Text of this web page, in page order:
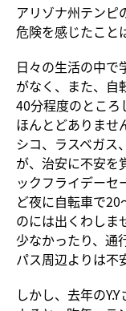
アリゾナ州テンピ
危険を感じたこと
日々の生活の中で
がなく、また、自
40分程度のところ
ほんとどありませ
シコ、ラスベガス
が、治安に不安を
ックフライデーセ
ど夜に自転車で
のには出くわしま
少なかったり、通
パス周辺よりは不
しかし、去年の